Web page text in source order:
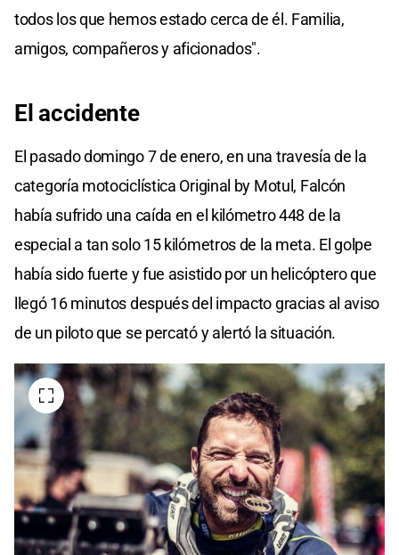
todos los que hemos estado cerca de él. Familia,
amigos, compañeros y aficionados".
El accidente
El pasado domingo 7 de enero, en una travesía de la
categoría motociclística Original by Motul, Falcón
había sufrido una caída en el kilómetro 448 de la
especial a tan solo 15 kilómetros de la meta. El golpe
había sido fuerte y fue asistido por un helicóptero que
llegó 16 minutos después del impacto gracias al aviso
de un piloto que se percató y alertó la situación.